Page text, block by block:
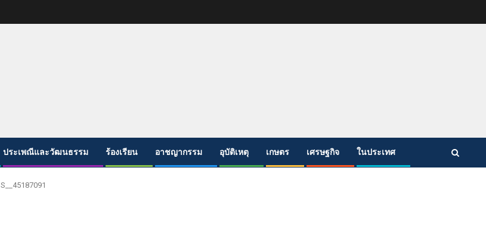
ประเพณีและวัฒนธรรม ร้องเรียน อาชญากรรม อุบัติเหตุ เกษตร เศรษฐกิจ ในประเทศ
S__45187091